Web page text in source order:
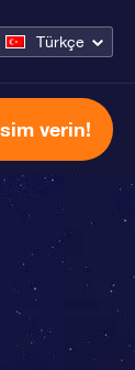
Türkçe
verin!